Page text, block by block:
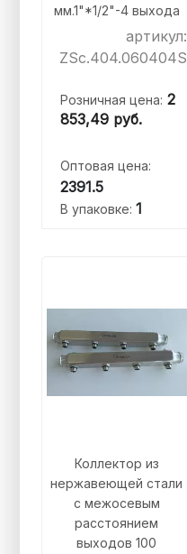
мм.1"*1/2"-4 выхода
артикул:
ZSc.404.060404S
Розничная цена: 2
853,49 руб.
Оптовая цена:
2391.5
В упаковке:1
Коллектор из
нержавеющей стали
с межосевым
расстоянием
выходов 100